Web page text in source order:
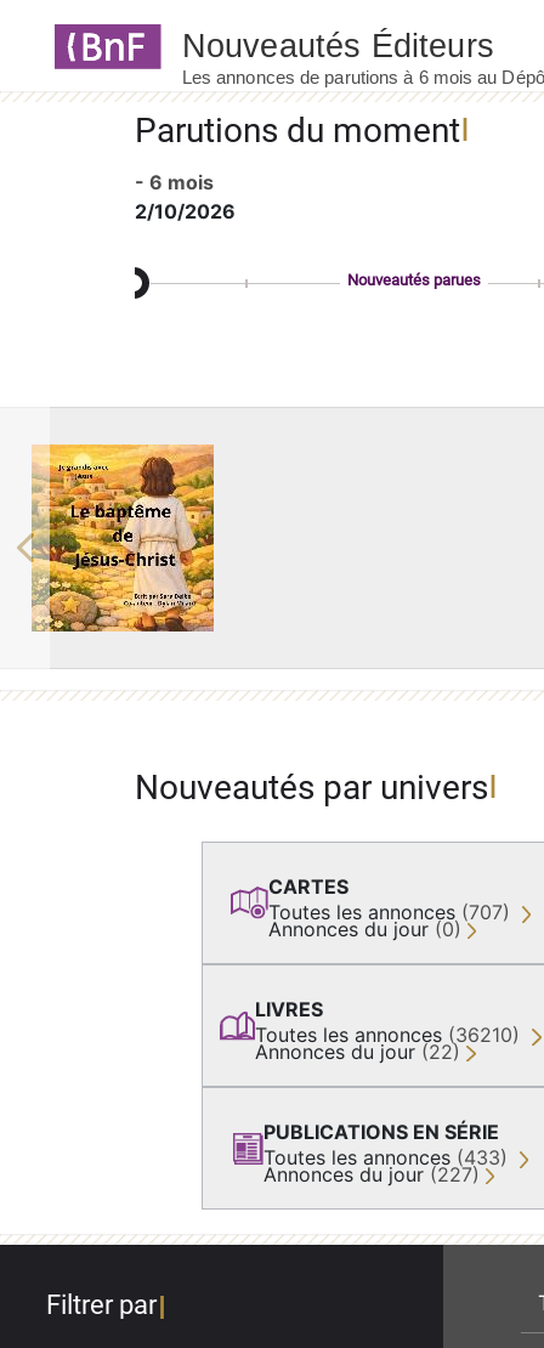
Parutions du moment
- 6 mois
2/10/2026
Nouveautés parues
Previous
Nouveautés par univers
CARTES
Toutes les annonces (707)
Annonces du jour (0)
LIVRES
Toutes les annonces (36210)
Annonces du jour (22)
PUBLICATIONS EN SÉRIE
Toutes les annonces (433)
Annonces du jour (227)
Filtrer par